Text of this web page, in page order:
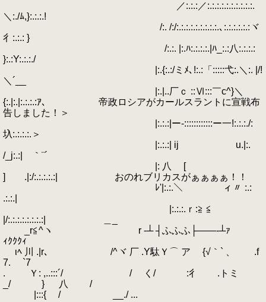
／:.:.:／:.:.:.:.:.:.:.:.:.:.
＼:./ﾑ,}:.:.:.!
/:. /:/:.:.:.:.:.:.:.:.:.､:.:.:.:.:.:ヾ
彳:.:.: }
/:.:. |:.ﾊ:.:.:.:.|ﾊ_:.:八:.:.:.:
}:.:Y:.:.:./
|:.{:.:/ミﾒ､!:.:「:::::弋:.＼:. |/!
＼´__
|:.|..厂ｃ ::Ⅵ:::￣c^}＼
{:.|:.|:.:.:.:ｱ、 帝政ロシアがカールスラントに宣戦布
告しました！＞
|:.:.:|ー-::::::::::::ー一!:.:.:./:
圦:.:.:.:.＞
|:.:.:| ij u.|:.
/_j:.:| ｀¨´
|: 八 [
] .|:/:.:.:.:.:| おのれブリカスがぁぁぁぁ！！
ﾚ'|:.:.＼ ィ〃 :.:
.:.:.|
|:.:.:.ｒ:≧ ≦
|/:.:.:.:.:.:.:.:| ＿_
_r≦^ヽ r -┴ ┤ふふふ├――‐┴ｧ
ｨｸｸｸｨ
ιﾍ 川 .|r､ /^ヾ 厂 .Y駄Ｙ⌒ ア {√｀` 、 .f
7. `7
. Ｙ: ,..:::´/ / く/ ゞ:彳 .トミ
_/ } 八 /
|:::{ / __./ ...